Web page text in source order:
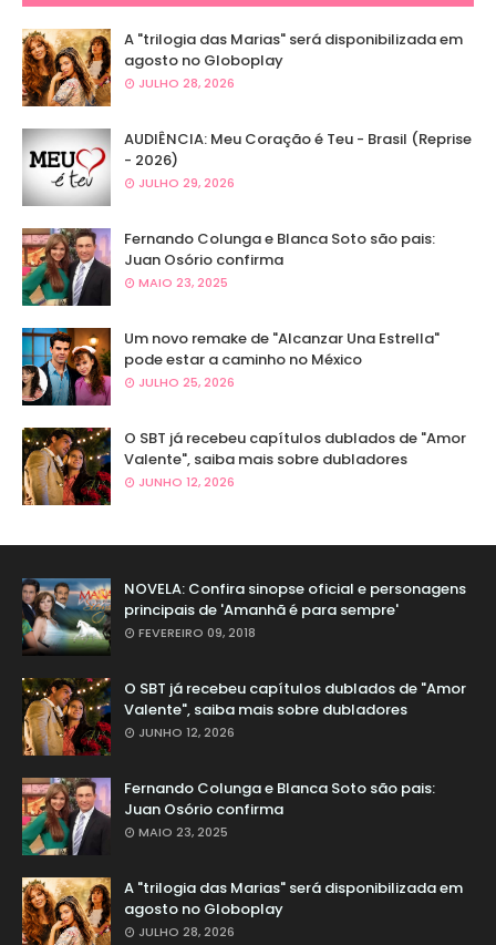
A "trilogia das Marias" será disponibilizada em
agosto no Globoplay
JULHO 28, 2026
AUDIÊNCIA: Meu Coração é Teu - Brasil (Reprise
- 2026)
JULHO 29, 2026
Fernando Colunga e Blanca Soto são pais:
Juan Osório confirma
MAIO 23, 2025
Um novo remake de "Alcanzar Una Estrella"
pode estar a caminho no México
JULHO 25, 2026
O SBT já recebeu capítulos dublados de "Amor
Valente", saiba mais sobre dubladores
JUNHO 12, 2026
NOVELA: Confira sinopse oficial e personagens
principais de 'Amanhã é para sempre'
FEVEREIRO 09, 2018
O SBT já recebeu capítulos dublados de "Amor
Valente", saiba mais sobre dubladores
JUNHO 12, 2026
Fernando Colunga e Blanca Soto são pais:
Juan Osório confirma
MAIO 23, 2025
A "trilogia das Marias" será disponibilizada em
agosto no Globoplay
JULHO 28, 2026